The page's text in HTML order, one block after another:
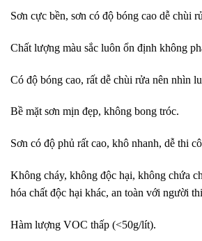
Sơn cực bền, sơn có độ bóng cao dễ chùi
Chất lượng màu sắc luôn ổn định không
Có độ bóng cao, rất dễ chùi rửa nên nhìn
Bề mặt sơn mịn đẹp, không bong tróc.
Sơn có độ phủ rất cao, khô nhanh, dễ thi
Không cháy, không độc hại, không chứa
hóa chất độc hại khác, an toàn với người
Hàm lượng VOC thấp (<50g/lít).